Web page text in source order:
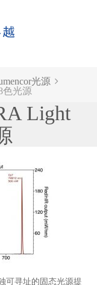
光源
色光源
Light
可寻址的固态光源提